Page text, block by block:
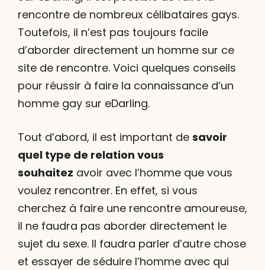
rencontre de nombreux célibataires gays.
Toutefois, il n’est pas toujours facile
d’aborder directement un homme sur ce
site de rencontre. Voici quelques conseils
pour réussir à faire la connaissance d’un
homme gay sur eDarling.
Tout d’abord, il est important de savoir
quel type de relation vous
souhaitez avoir avec l’homme que vous
voulez rencontrer. En effet, si vous
cherchez à faire une rencontre amoureuse,
il ne faudra pas aborder directement le
sujet du sexe. Il faudra parler d’autre chose
et essayer de séduire l’homme avec qui